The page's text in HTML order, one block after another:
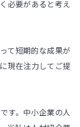
必要があると考え
て短期的な成果が
現在注力してご提
す。中小企業の人